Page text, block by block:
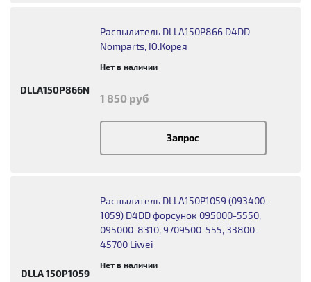
DLLA150P866N
Распылитель DLLA150P866 D4DD
Nomparts, Ю.Корея
Нет в наличии
1 850 руб
Запрос
DLLA 150P1059
Распылитель DLLA150P1059 (093400-
1059) D4DD форсунок 095000-5550,
095000-8310, 9709500-555, 33800-
45700 Liwei
Нет в наличии